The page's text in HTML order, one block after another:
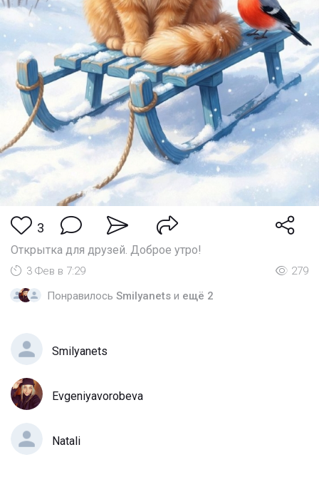
3
Открытка для друзей. Доброе утро!
3 Фев в 7:29
279
Понравилось Smilyanets и ещё 2
Smilyanets
Evgeniyavorobeva
Natali